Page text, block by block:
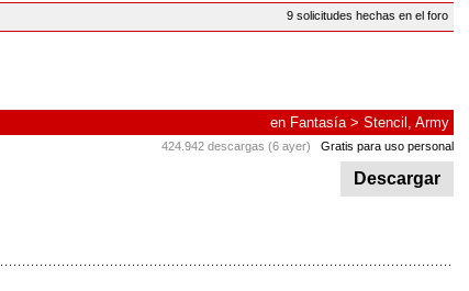
9 solicitudes hechas en el foro
en Fantasía> Stencil, Army
424.942 descargas (6 ayer) Gratis para uso personal
Descargar